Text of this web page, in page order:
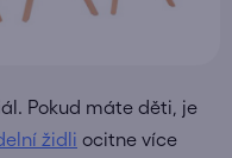
Pokud máte děti, je
židli ocitne více